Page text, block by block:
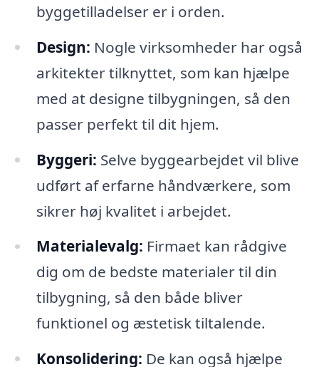
byggetilladelser er i orden.
Design: Nogle virksomheder har også
arkitekter tilknyttet, som kan hjælpe
med at designe tilbygningen, så den
passer perfekt til dit hjem.
Byggeri: Selve byggearbejdet vil blive
udført af erfarne håndværkere, som
sikrer høj kvalitet i arbejdet.
Materialevalg: Firmaet kan rådgive
dig om de bedste materialer til din
tilbygning, så den både bliver
funktionel og æstetisk tiltalende.
Konsolidering: De kan også hjælpe